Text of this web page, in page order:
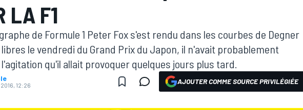
LA F1
de Formule 1 Peter Fox s'est rendu dans les courbes de Degner
le vendredi du Grand Prix du Japon, il n'avait probablement
qu'il allait provoquer quelques jours plus tard.
12:26 AJOUTER COMME SOURCE PRIVILÉGIÉE